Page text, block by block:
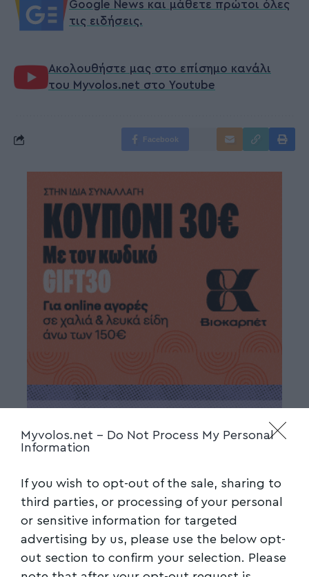
Myvolos.net - Do Not Process My Personal
Information
If you wish to opt-out of the sale, sharing to
third parties, or processing of your personal
or sensitive information for targeted
advertising by us, please use the below opt-
out section to confirm your selection. Please
Google News και μάθετε πρώτοι όλες
τις ειδήσεις.
Ακολουθήστε μας στο επίσημο κανάλι
του Myvolos.net στο Youtube
Facebook